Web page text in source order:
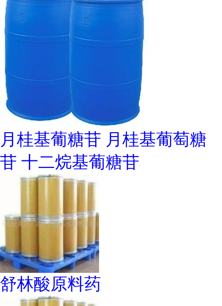
月桂基葡糖苷 月桂基葡萄糖
苷 十二烷基葡糖苷
舒林酸原料药